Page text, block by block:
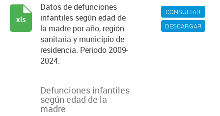
CONSULTAR
DESCARGAR
Datos de defunciones
infantiles según edad de
la madre por año, región
sanitaria y municipio de
residencia. Periodo 2009-
2024.
xls
Defunciones infantiles
según edad de la
madre